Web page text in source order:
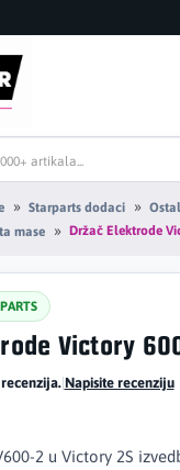
Starparts dodaci
mase
Držač Elektrode
Victory
|Napisite recenziju
2 u Victory 2S